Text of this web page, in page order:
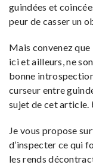
guindées et
peur de casser un
Mais convenez
ici et ailleurs, ne
bonne
curseur entre
sujet de cet article.
Je vous propose
d’inspecter ce qui
les rends